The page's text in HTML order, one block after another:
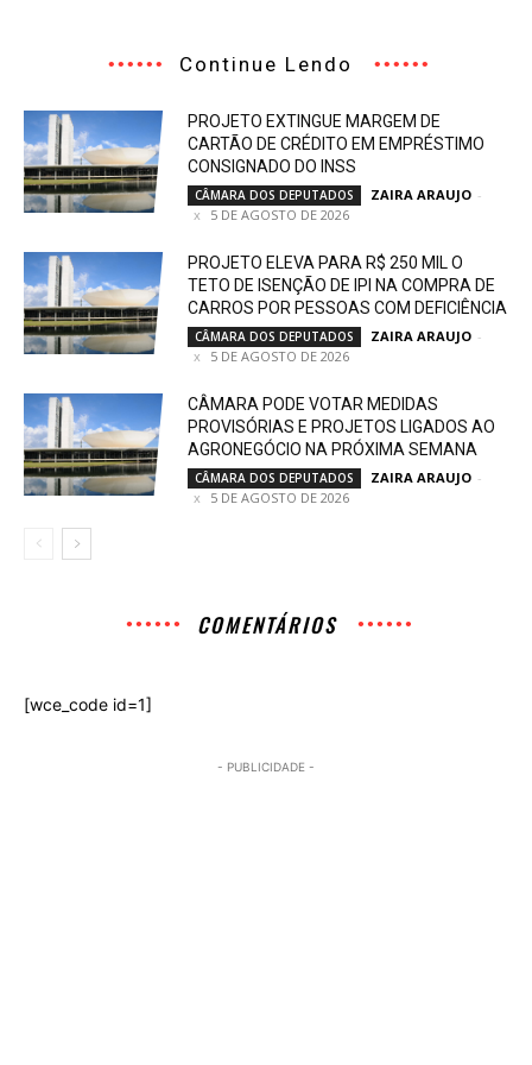
Continue Lendo
PROJETO EXTINGUE MARGEM DE
CARTÃO DE CRÉDITO EM EMPRÉSTIMO
CONSIGNADO DO INSS
CÂMARA DOS DEPUTADOS ZAIRA ARAUJO -
5 DE AGOSTO DE 2026
PROJETO ELEVA PARA R$ 250 MIL O
TETO DE ISENÇÃO DE IPI NA COMPRA DE
CARROS POR PESSOAS COM DEFICIÊNCIA
CÂMARA DOS DEPUTADOS ZAIRA ARAUJO -
5 DE AGOSTO DE 2026
CÂMARA PODE VOTAR MEDIDAS
PROVISÓRIAS E PROJETOS LIGADOS AO
AGRONEGÓCIO NA PRÓXIMA SEMANA
CÂMARA DOS DEPUTADOS ZAIRA ARAUJO -
5 DE AGOSTO DE 2026
COMENTÁRIOS
[wce_code id=1]
- PUBLICIDADE -